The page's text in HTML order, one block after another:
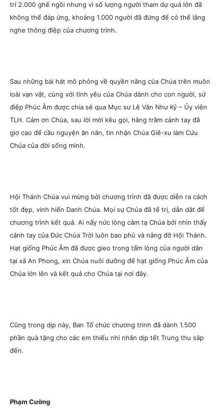
trí 2.000 ghế ngồi nhưng vì số lượng người tham dự quá lớn đã
không thể đáp ứng, khoảng 1.000 người đã đứng để có thể lắng
nghe thông điệp của chương trình.
Sau những bài hát mô phỏng về quyền năng của Chúa trên muôn
loài vạn vật, cùng với tình yêu của Chúa dành cho con người, sứ
điệp Phúc Âm được chia sẻ qua Mục sư Lê Văn Như Kỷ – Ủy viên
TLH. Cảm ơn Chúa, sau lời mời kêu gọi, hằng trăm cánh tay đã
giơ cao để cầu nguyện ăn năn, tin nhận Chúa Giê-xu làm Cứu
Chúa của đời sống mình.
Hội Thánh Chúa vui mừng bởi chương trình đã được diễn ra cách
tốt đẹp, vinh hiển Danh Chúa. Mọi sự Chúa đã tể trị, dẫn dắt để
chương trình kết quả. Ai nấy nức lòng cảm tạ Chúa bởi nhìn thấy
cánh tay của Đức Chúa Trời luôn bao phủ và nâng đỡ Hội Thánh.
Hạt giống Phúc Âm đã được gieo trong tấm lòng của người dân
tại xã An Phong, xin Chúa nuôi dưỡng để hạt giống Phúc Âm của
Chúa lớn lên và kết quả cho Chúa tại nơi đây.
Cũng trong dịp này, Ban Tổ chức chương trình đã dành 1.500
phần quà tặng cho các em thiếu nhi nhân dịp tết Trung thu sắp
đến.
Phạm Cường